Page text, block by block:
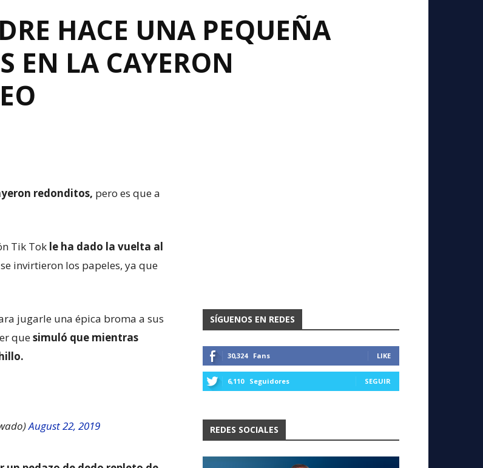
HACE UNA PEQUEÑA
EN LA CAYERON
redonditos, pero es que a
Tik Tok le ha dado la vuelta al
invirtieron los papeles, ya que
jugarle una épica broma a sus
quesimuló que mientras
August 22, 2019
SÍGUENOS EN REDES
30,324 Fans LIKE
6,110 Seguidores SEGUIR
REDES SOCIALES